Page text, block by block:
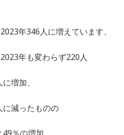
年346人に増えています、
年も変わらず220人
増加、
減ったものの